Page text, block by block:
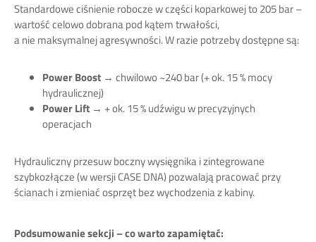
Standardowe ciśnienie robocze w części koparkowej to 205 bar –
wartość celowo dobrana pod kątem trwałości,
a nie maksymalnej agresywności. W razie potrzeby dostępne są:
Power Boost → chwilowo ~240 bar (+ ok. 15 % mocy
hydraulicznej)
Power Lift → + ok. 15 % udźwigu w precyzyjnych
operacjach
Hydrauliczny przesuw boczny wysięgnika i zintegrowane
szybkozłącze (w wersji CASE DNA) pozwalają pracować przy
ścianach i zmieniać osprzęt bez wychodzenia z kabiny.
Podsumowanie sekcji – co warto zapamiętać: